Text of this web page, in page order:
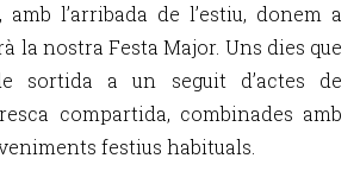
l’arribada de l’estiu, donem a
la nostra Festa Major. Uns dies que
sortida a un seguit d’actes de
compartida, combinades amb
festius habituals.